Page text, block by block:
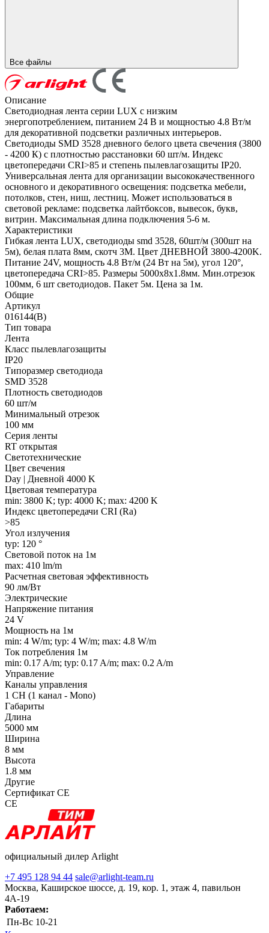
Все файлы
Описание
Светодиодная лента серии LUX с низким
энергопотреблением, питанием 24 В и мощностью 4.8 Вт/м
для декоративной подсветки различных интерьеров.
Светодиоды SMD 3528 дневного белого цвета свечения (3800
- 4200 К) с плотностью расстановки 60 шт/м. Индекс
цветопередачи CRI>85 и степень пылевлагозащиты IP20.
Универсальная лента для организации высококачественного
основного и декоративного освещения: подсветка мебели,
потолков, стен, ниш, лестниц. Может использоваться в
световой рекламе: подсветка лайтбоксов, вывесок, букв,
витрин. Максимальная длина подключения 5-6 м.
Характеристики
Гибкая лента LUX, светодиоды smd 3528, 60шт/м (300шт на
5м), белая плата 8мм, скотч 3М. Цвет ДНЕВНОЙ 3800-4200K.
Питание 24V, мощность 4.8 Вт/м (24 Вт на 5м), угол 120°,
цветопередача CRI>85. Размеры 5000х8x1.8мм. Мин.отрезок
100мм, 6 шт светодиодов. Пакет 5м. Цена за 1м.
Общие
Артикул
016144(B)
Тип товара
Лента
Класс пылевлагозащиты
IP20
Типоразмер светодиода
SMD 3528
Плотность светодиодов
60 шт/м
Минимальный отрезок
100 мм
Серия ленты
RT открытая
Светотехнические
Цвет свечения
Day | Дневной 4000 K
Цветовая температура
min: 3800 K; typ: 4000 K; max: 4200 K
Индекс цветопередачи CRI (Ra)
>85
Угол излучения
typ: 120 °
Световой поток на 1м
max: 410 lm/m
Расчетная световая эффективность
90 лм/Вт
Электрические
Напряжение питания
24 V
Мощность на 1м
min: 4 W/m; typ: 4 W/m; max: 4.8 W/m
Ток потребления 1м
min: 0.17 A/m; typ: 0.17 A/m; max: 0.2 A/m
Управление
Каналы управления
1 CH (1 канал - Mono)
Габариты
Длина
5000 мм
Ширина
8 мм
Высота
1.8 мм
Другие
Сертификат CE
CE
официальный дилер Arlight
+7 495 128 94 44 sale@arlight-team.ru
Москва, Каширское шоссе, д. 19, кор. 1, этаж 4, павильон
4А-19
Работаем:
Пн-Вс 10-21